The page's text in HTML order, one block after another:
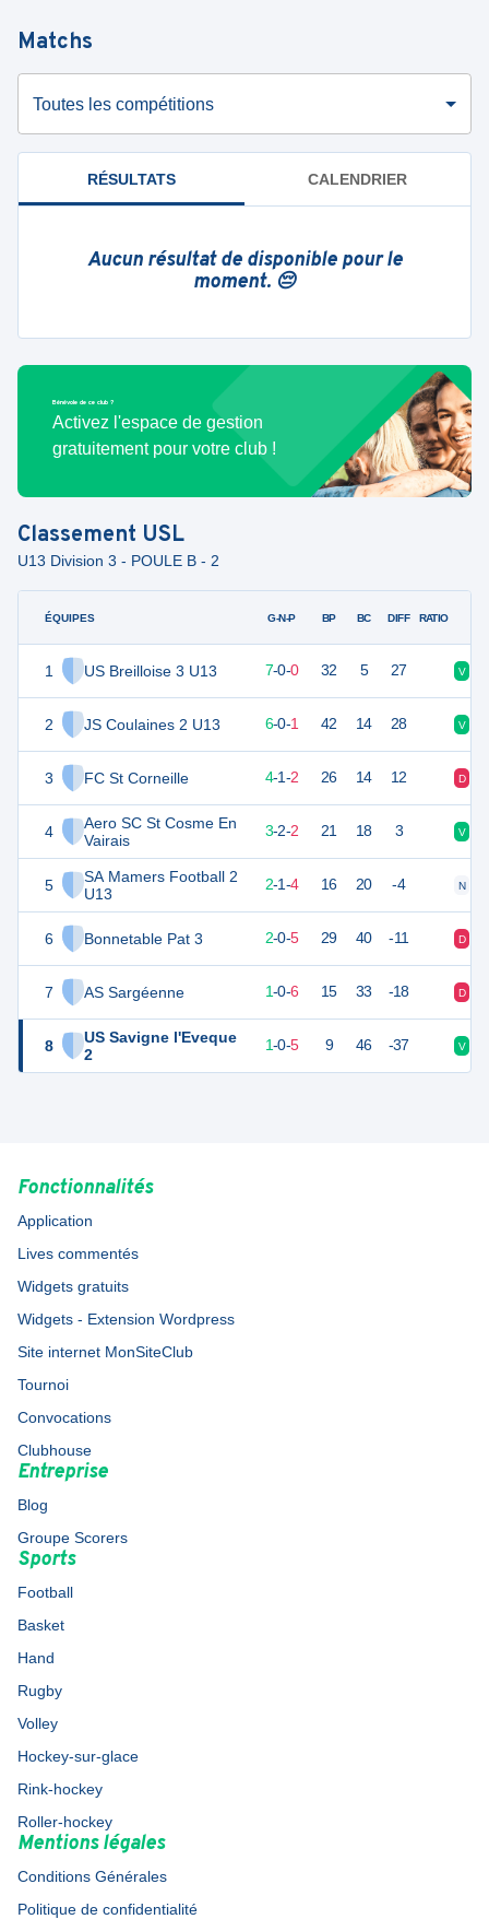
Matchs
Toutes les compétitions
RÉSULTATS CALENDRIER
Aucun résultat de disponible pour le
moment. 😔
Bénévole de ce club ?
Activez l'espace de gestion
gratuitement pour votre club !
Classement USL
U13 Division 3 - POULE B - 2
ÉQUIPES
1 US Breilloise 3 U13
2 JS Coulaines 2 U13
3 FC St Corneille
4
Aero SC St Cosme En
Vairais
5
SA Mamers Football 2
U13
6 Bonnetable Pat 3
7 AS Sargéenne
8
US Savigne l'Eveque
2
G-N-P BP BC DIFF RATIO
21 7-0-0 32 5 27 V
18 6-0-1 42 14 28 V
4-1-2 26 14 12 D
11 7 3-2-2 21 18 3 V
7 7 2-1-4 16 20 -4 N
6 2-0-5 29 40 -11 D
1-0-6 15 33 -18 D
2 7 1-0-5 9 46 -37 V
Fonctionnalités
Application
Lives commentés
Widgets gratuits
Widgets - Extension Wordpress
Site internet MonSiteClub
Tournoi
Convocations
Clubhouse
Entreprise
Blog
Groupe Scorers
Sports
Football
Basket
Hand
Rugby
Volley
Hockey-sur-glace
Rink-hockey
Roller-hockey
Mentions légales
Conditions Générales
Politique de confidentialité